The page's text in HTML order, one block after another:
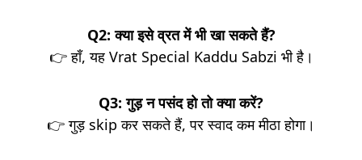
Q2: क्या इसे व्रत में भी खा सकते हैं?
👉 हाँ, यह Vrat Special Kaddu Sabzi भी है।
Q3: गुड़ न पसंद हो तो क्या करें?
👉 गुड़ skip कर सकते हैं, पर स्वाद कम मीठा होगा।